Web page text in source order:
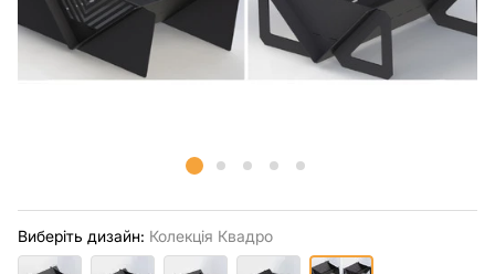
Виберіть дизайн: Колекція Квадро